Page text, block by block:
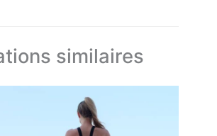
similaires